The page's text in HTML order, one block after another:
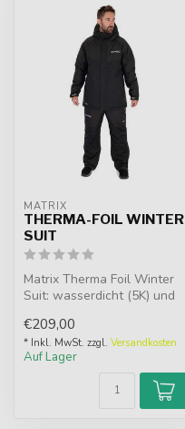
MATRIX
THERMA-FOIL WINTER
SUIT
Matrix Therma Foil Winter
Suit: wasserdicht (5K) und
wärm...
€209,00
* Inkl. MwSt. zzgl. Versandkosten
Auf Lager